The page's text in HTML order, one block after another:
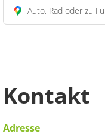
Auto, Rad oder zu
Kontakt
Adresse